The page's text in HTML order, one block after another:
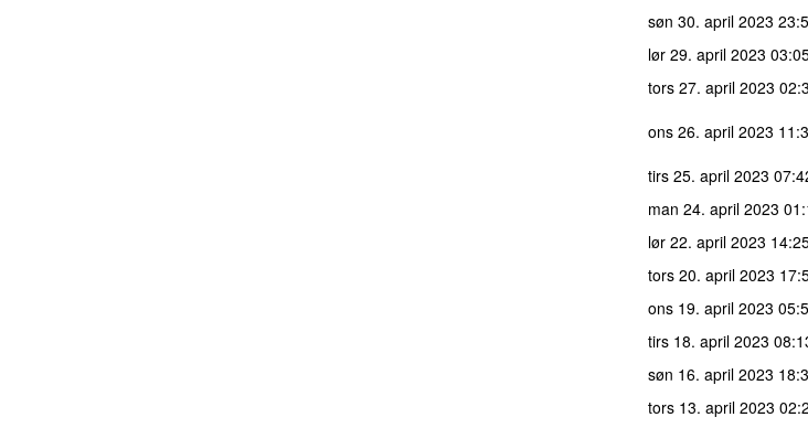
søn 30. april 2023
lør 29. april 2023
tors 27. april 2023
ons 26. april 2023
tirs 25. april 2023
man 24. april 2023
lør 22. april 2023
tors 20. april 2023
ons 19. april 2023
tirs 18. april 2023
søn 16. april 2023
tors 13. april 2023